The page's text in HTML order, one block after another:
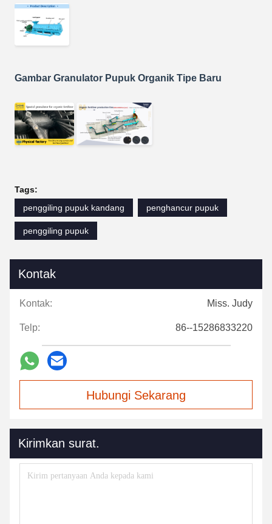
Gambar Granulator Pupuk Organik Tipe Baru
Tags:
penggiling pupuk kandang
penghancur pupuk
penggiling pupuk
Kontak
Kontak: Miss. Judy
Telp: 86--15286833220
Hubungi Sekarang
Kirimkan surat.